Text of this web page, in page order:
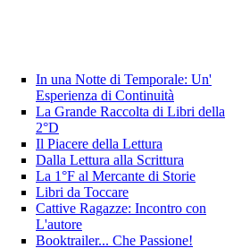
In una Notte di Temporale: Un'
Esperienza di Continuità
La Grande Raccolta di Libri della
2°D
Il Piacere della Lettura
Dalla Lettura alla Scrittura
La 1°F al Mercante di Storie
Libri da Toccare
Cattive Ragazze: Incontro con
L'autore
Booktrailer... Che Passione!